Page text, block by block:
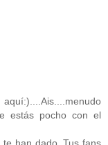
estás pocho con el